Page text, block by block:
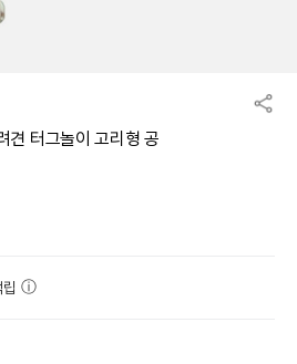
견 터그놀이 고리형 공
립